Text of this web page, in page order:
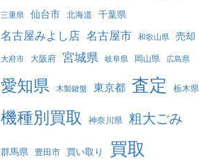
三重県 仙台市 北海道 千葉県
名古屋みよし店 名古屋市 和歌山県 売却
大府市 大阪府 宮城県 岐阜県 岡山県 広島県
愛知県 木製鍵盤 東京都 査定 栃木県
機種別買取 神奈川県 粗大ごみ
群馬県 豊田市 買い取り 買取